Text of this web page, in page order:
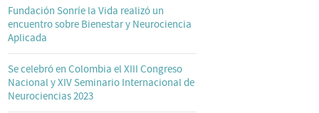
Fundación Sonríe la Vida realizó un
encuentro sobre Bienestar y Neurociencia
Aplicada
Se celebró en Colombia el XIII Congreso
Nacional y XIV Seminario Internacional de
Neurociencias 2023